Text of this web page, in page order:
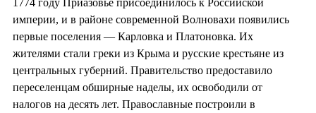
1774 году Приазовье присоединилось к Российской
империи, и в районе современной Волновахи появились
первые поселения — Карловка и Платоновка. Их
жителями стали греки из Крыма и русские крестьяне из
центральных губерний. Правительство предоставило
переселенцам обширные наделы, их освободили от
налогов на десять лет. Православные построили в